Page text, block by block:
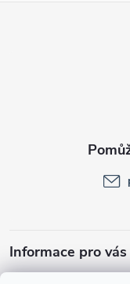
Informace pro vás